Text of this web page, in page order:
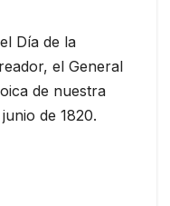
Día de la
el General
de nuestra
de 1820.